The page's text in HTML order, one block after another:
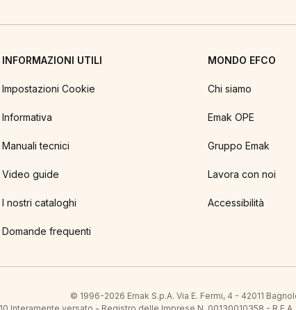
INFORMAZIONI UTILI
Impostazioni Cookie
Informativa
Manuali tecnici
Video guide
I nostri cataloghi
Domande frequenti
MONDO EFCO
Chi siamo
Emak OPE
Gruppo Emak
Lavora con noi
Accessibilità
© 1996-2026 Emak S.p.A. Via E. Fermi, 4 - 42011